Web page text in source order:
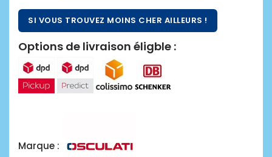
SI VOUS TROUVEZ MOINS CHER AILLEURS !
Options de livraison éligble :
Marque :